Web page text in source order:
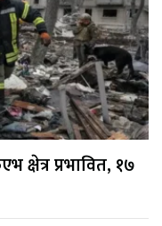
क्षेत्र प्रभावित, १७